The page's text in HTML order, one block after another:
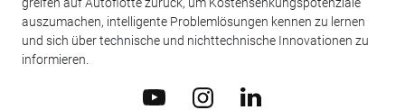
auszumachen, intelligente Problemlösungen kennen zu lernen
und sich über technische und nichttechnische Innovationen zu
informieren.